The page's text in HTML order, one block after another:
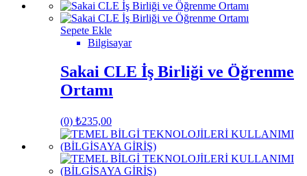
Sepete Ekle
Bilgisayar
Sakai CLE İş Birliği ve Öğrenme
Ortamı
(0) ₺235,00